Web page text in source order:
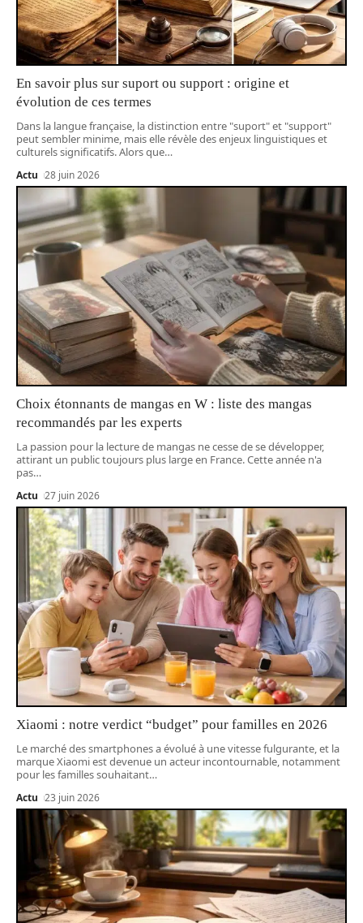
En savoir plus sur suport ou support : origine et
évolution de ces termes
Dans la langue française, la distinction entre "suport" et "support"
peut sembler minime, mais elle révèle des enjeux linguistiques et
culturels significatifs. Alors que…
Actu 28 juin 2026
Choix étonnants de mangas en W : liste des mangas
recommandés par les experts
La passion pour la lecture de mangas ne cesse de se développer,
attirant un public toujours plus large en France. Cette année n'a
pas…
Actu 27 juin 2026
Xiaomi : notre verdict “budget” pour familles en 2026
Le marché des smartphones a évolué à une vitesse fulgurante, et la
marque Xiaomi est devenue un acteur incontournable, notamment
pour les familles souhaitant…
Actu 23 juin 2026